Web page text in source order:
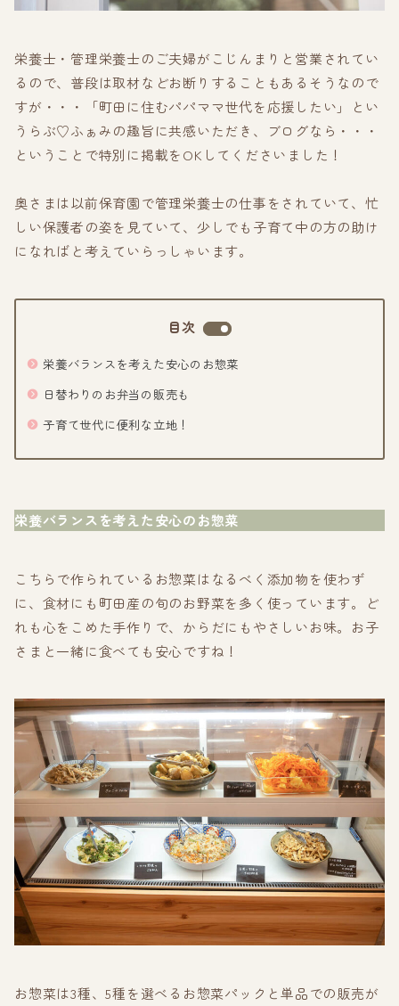
栄養士・管理栄養士のご夫婦がこじんまりと営業されてい
るので、普段は取材などお断りすることもあるそうなので
すが・・・「町田に住むパパママ世代を応援したい」とい
うらぶ♡ふぁみの趣旨に共感いただき、ブログなら・・・
ということで特別に掲載をOKしてくださいました！
奥さまは以前保育園で管理栄養士の仕事をされていて、忙
しい保護者の姿を見ていて、少しでも子育て中の方の助け
になればと考えていらっしゃいます。
目次
栄養バランスを考えた安心のお惣菜
日替わりのお弁当の販売も
子育て世代に便利な立地！
栄養バランスを考えた安心のお惣菜
こちらで作られているお惣菜はなるべく添加物を使わず
に、食材にも町田産の旬のお野菜を多く使っています。ど
れも心をこめた手作りで、からだにもやさしいお味。お子
さまと一緒に食べても安心ですね！
お惣菜は3種、5種を選べるお惣菜パックと単品での販売が